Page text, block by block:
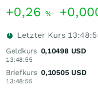
+0,26 %
Letzter Kurs
Geldkurs
13:48:55
0,10498 USD
Briefkurs
13:48:55
0,10505 USD